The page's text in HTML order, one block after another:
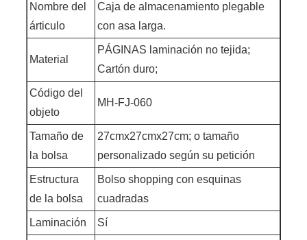
Nombre del
árticulo
Caja de almacenamiento plegable
con asa larga.
Material
PÁGINAS laminación no tejida;
Cartón duro;
Código del
objeto
MH-FJ-060
Tamaño de
la bolsa
27cmx27cmx27cm; o tamaño
personalizado según su petición
Estructura
de la bolsa
Bolso shopping con esquinas
cuadradas
Laminación Sí